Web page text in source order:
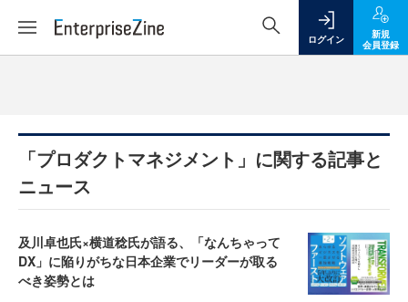
ログイン
新規
会員登録
「プロダクトマネジメント」に関する記事と
ニュース
及川卓也氏×横道稔氏が語る、「なんちゃって
DX」に陥りがちな日本企業でリーダーが取る
べき姿勢とは